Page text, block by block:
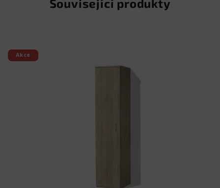
Související produkty
Akce